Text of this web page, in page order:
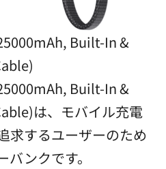
Built-In &
Built-In &
は、モバイル充電
求するユーザーのため
ンクです。